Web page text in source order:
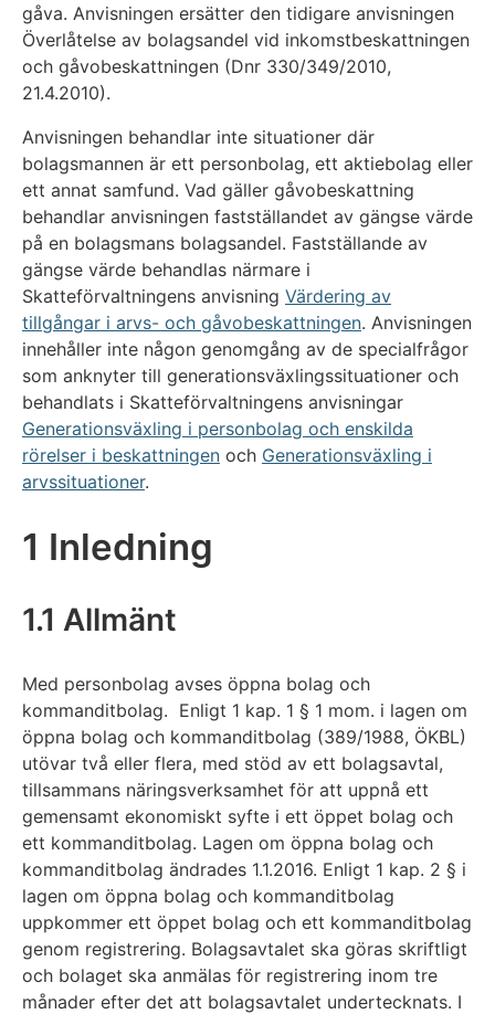
gåva. Anvisningen ersätter den tidigare anvisningen
Överlåtelse av bolagsandel vid inkomstbeskattningen
och gåvobeskattningen (Dnr 330/349/2010,
21.4.2010).
Anvisningen behandlar inte situationer där
bolagsmannen är ett personbolag, ett aktiebolag eller
ett annat samfund. Vad gäller gåvobeskattning
behandlar anvisningen fastställandet av gängse värde
på en bolagsmans bolagsandel. Fastställande av
gängse värde behandlas närmare i
Skatteförvaltningens anvisning Värdering av
tillgångar i arvs- och gåvobeskattningen. Anvisningen
innehåller inte någon genomgång av de specialfrågor
som anknyter till generationsväxlingssituationer och
behandlats i Skatteförvaltningens anvisningar
Generationsväxling i personbolag och enskilda
rörelser i beskattningen och Generationsväxling i
arvssituationer.
1 Inledning
1.1 Allmänt
Med personbolag avses öppna bolag och
kommanditbolag. Enligt 1 kap. 1 § 1 mom. i lagen om
öppna bolag och kommanditbolag (389/1988, ÖKBL)
utövar två eller flera, med stöd av ett bolagsavtal,
tillsammans näringsverksamhet för att uppnå ett
gemensamt ekonomiskt syfte i ett öppet bolag och
ett kommanditbolag. Lagen om öppna bolag och
kommanditbolag ändrades 1.1.2016. Enligt 1 kap. 2 § i
lagen om öppna bolag och kommanditbolag
uppkommer ett öppet bolag och ett kommanditbolag
genom registrering. Bolagsavtalet ska göras skriftligt
och bolaget ska anmälas för registrering inom tre
månader efter det att bolagsavtalet undertecknats. I